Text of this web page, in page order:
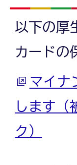
以下の厚
カードの
マイナ
します（
ク）